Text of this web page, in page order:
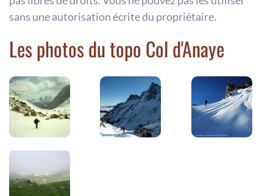
sans une autorisation écrite du propriétaire.
Les photos du topo Col d'Anaye